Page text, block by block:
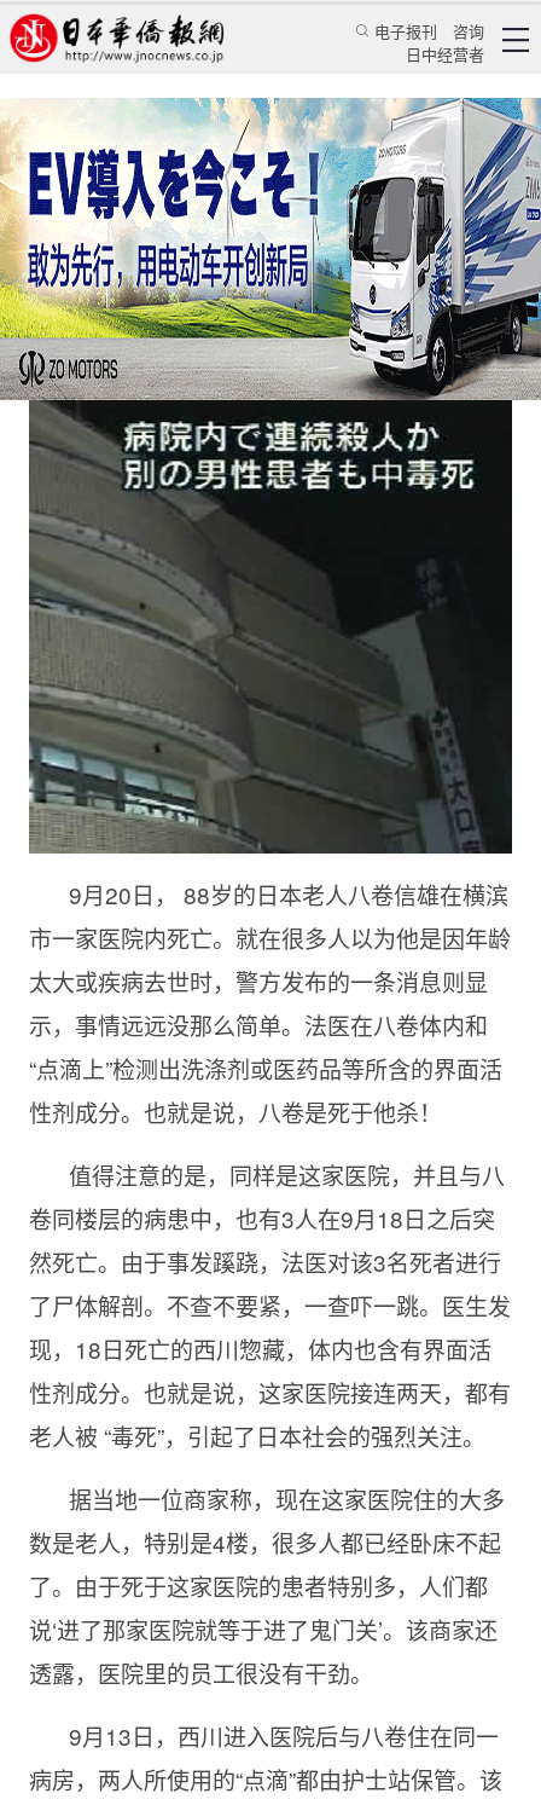
电子报刊
咨询
日中经营者
日本“点滴杀人”背后丛林法则再现
蒋丰 日本新闻 社会观察
日本华侨报网 2016/9/28 14:16:37
9月20日， 88岁的日本老人八卷信雄在横滨
市一家医院内死亡。就在很多人以为他是因年龄
太大或疾病去世时，警方发布的一条消息则显
示，事情远远没那么简单。法医在八卷体内和
“点滴上”检测出洗涤剂或医药品等所含的界面活
性剂成分。也就是说，八卷是死于他杀！
值得注意的是，同样是这家医院，并且与八
卷同楼层的病患中，也有3人在9月18日之后突
然死亡。由于事发蹊跷，法医对该3名死者进行
了尸体解剖。不查不要紧，一查吓一跳。医生发
现，18日死亡的西川惣藏，体内也含有界面活
性剂成分。也就是说，这家医院接连两天，都有
老人被 “毒死”，引起了日本社会的强烈关注。
据当地一位商家称，现在这家医院住的大多
数是老人，特别是4楼，很多人都已经卧床不起
了。由于死于这家医院的患者特别多，人们都
说‘进了那家医院就等于进了鬼门关’。该商家还
透露，医院里的员工很没有干劲。
9月13日，西川进入医院后与八卷住在同一
病房，两人所使用的“点滴”都由护士站保管。该